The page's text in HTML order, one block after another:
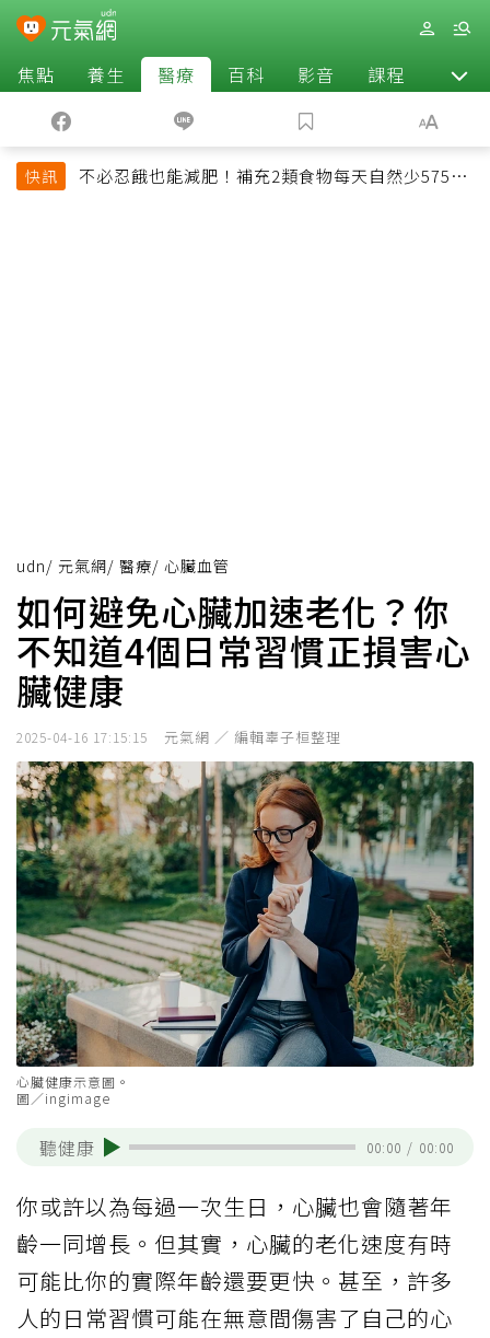
焦點 養生 醫療 百科 影音 課程 退休
快訊
不必忍餓也能減肥！補充2類食物每天自然少575大
udn/ 元氣網/ 醫療/ 心臟血管
如何避免心臟加速老化？你
不知道4個日常習慣正損害心
臟健康
2025-04-16 17:15:15 元氣網 ／ 編輯辜子桓整理
心臟健康示意圖。
圖／ingimage
聽健康 00:00 / 00:00
你或許以為每過一次生日，心臟也會隨著年
齡一同增長。但其實，心臟的老化速度有時
可能比你的實際年齡還要更快。甚至，許多
人的日常習慣可能在無意間傷害了自己的心